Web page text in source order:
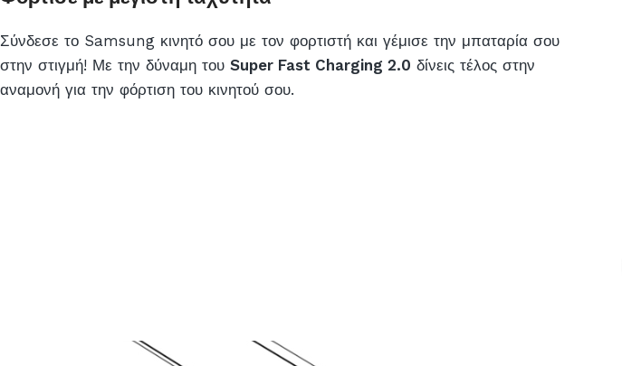
Σύνδεσε το Samsung κινητό σου με τον φορτιστή και γέμισε την μπαταρία σου
στην στιγμή! Με την δύναμη του Super Fast Charging 2.0 δίνεις τέλος στην
αναμονή για την φόρτιση του κινητού σου.